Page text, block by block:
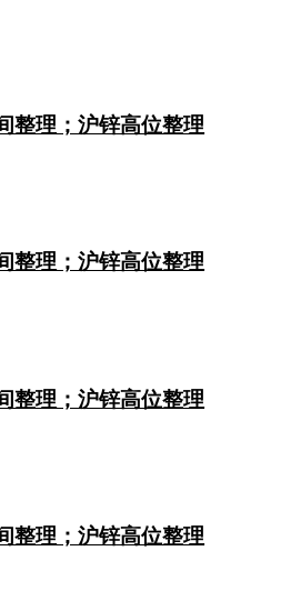
整理；沪锌高位整理
整理；沪锌高位整理
整理；沪锌高位整理
整理；沪锌高位整理